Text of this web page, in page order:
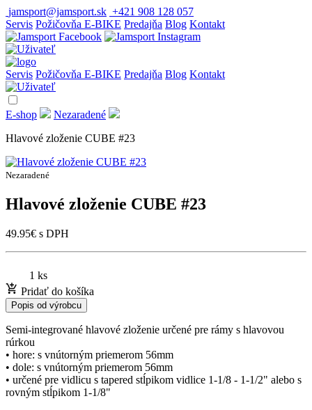
jamsport@jamsport.sk +421 908 128 057
Servis Požičovňa E-BIKE Predajňa Blog Kontakt
Servis Požičovňa E-BIKE Predajňa Blog Kontakt
E-shop
Nezaradené
Hlavové zloženie CUBE #23
Nezaradené
Hlavové zloženie CUBE #23
49.95€ s DPH
1 ks
Pridať do košíka
Popis od výrobcu
Semi-integrované hlavové zloženie určené pre rámy s hlavovou
rúrkou
• hore: s vnútorným priemerom 56mm
• dole: s vnútorným priemerom 56mm
• určené pre vidlicu s tapered stĺpikom vidlice 1-1/8 - 1-1/2" alebo s
rovným stĺpikom 1-1/8"